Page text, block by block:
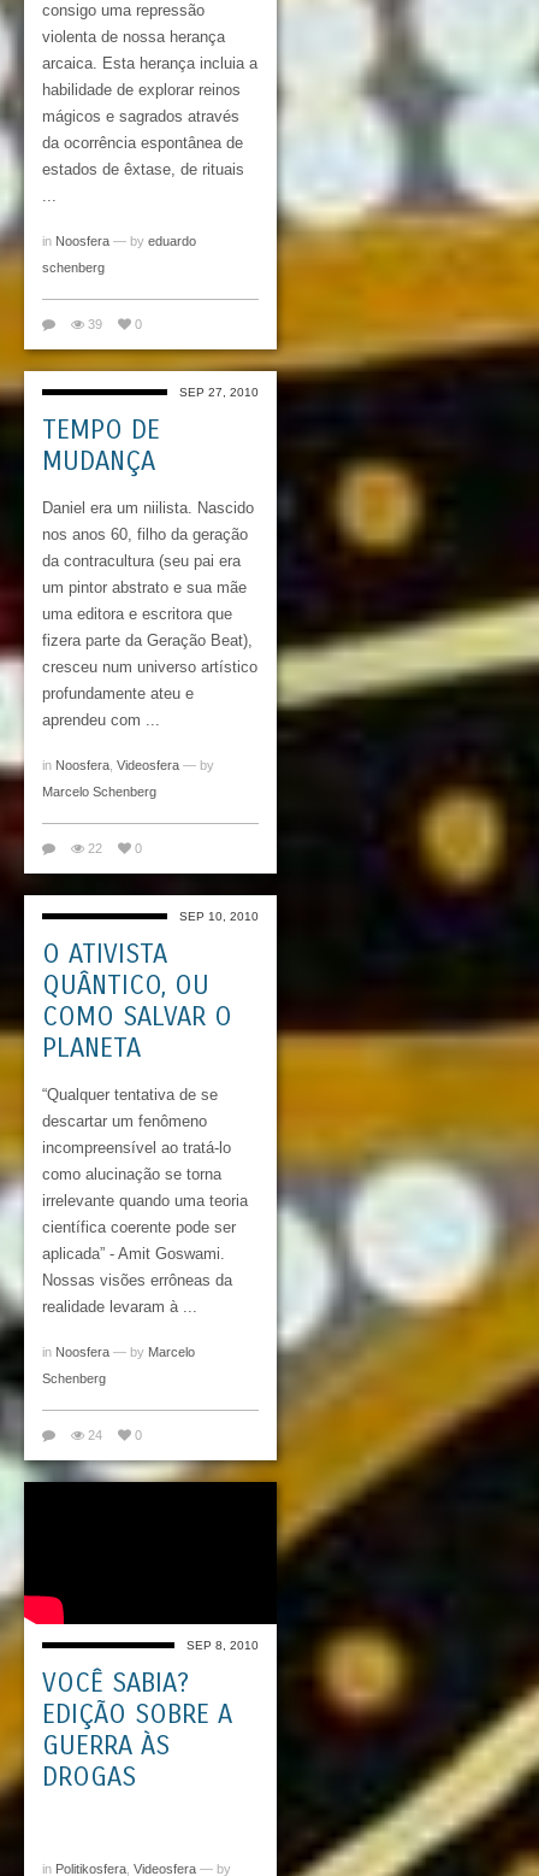
consigo uma repressão
violenta de nossa herança
arcaica. Esta herança incluia a
habilidade de explorar reinos
mágicos e sagrados através
da ocorrência espontânea de
estados de êxtase, de rituais
...
in Noosfera — by eduardo
schenberg
39 0
SEP 27, 2010
TEMPO DE
MUDANÇA
Daniel era um niilista. Nascido
nos anos 60, filho da geração
da contracultura (seu pai era
um pintor abstrato e sua mãe
uma editora e escritora que
fizera parte da Geração Beat),
cresceu num universo artístico
profundamente ateu e
aprendeu com ...
in Noosfera Videosfera — by
Marcelo Schenberg
22 0
SEP 10, 2010
O ATIVISTA
QUÂNTICO, OU
COMO SALVAR O
PLANETA
“Qualquer tentativa de se
descartar um fenômeno
incompreensível ao tratá-lo
como alucinação se torna
irrelevante quando uma teoria
científica coerente pode ser
aplicada” - Amit Goswami.
Nossas visões errôneas da
realidade levaram à ...
in Noosfera — by Marcelo
Schenberg
24 0
SEP 8, 2010
VOCÊ SABIA?
EDIÇÃO SOBRE A
GUERRA ÀS
DROGAS
in Politikosfera Videosfera — by